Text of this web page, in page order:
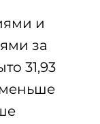
и
за
31,93
меньше